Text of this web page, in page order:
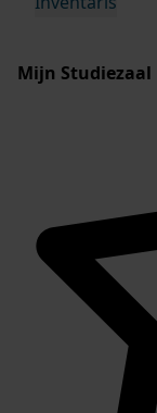
Mijn Studiezaal